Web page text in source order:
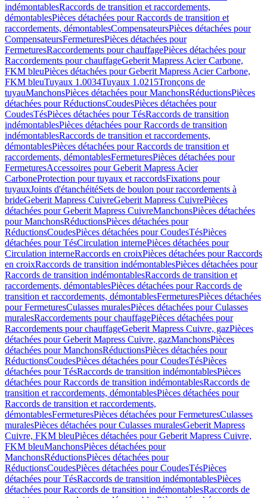
indémontablesRaccords de transition et raccordements,
démontablesPièces détachées pour Raccords de transition et
raccordements, démontablesCompensateursPièces détachées pour
CompensateursFermeturesPièces détachées pour
FermeturesRaccordements pour chauffagePièces détachées pour
Raccordements pour chauffageGeberit Mapress Acier Carbone,
FKM bleuPièces détachées pour Geberit Mapress Acier Carbone,
FKM bleuTuyaux 1.0034Tuyaux 1.0215Tronçons de
tuyauManchonsPièces détachées pour ManchonsRéductionsPièces
détachées pour RéductionsCoudesPièces détachées pour
CoudesTésPièces détachées pour TésRaccords de transition
indémontablesPièces détachées pour Raccords de transition
indémontablesRaccords de transition et raccordements,
démontablesPièces détachées pour Raccords de transition et
raccordements, démontablesFermeturesPièces détachées pour
FermeturesAccessoires pour Geberit Mapress Acier
CarboneProtection pour tuyaux et raccordsFixations pour
tuyauxJoints d'étanchéitéSets de boulon pour raccordements à
brideGeberit Mapress CuivreGeberit Mapress CuivrePièces
détachées pour Geberit Mapress CuivreManchonsPièces détachées
pour ManchonsRéductionsPièces détachées pour
RéductionsCoudesPièces détachées pour CoudesTésPièces
détachées pour TésCirculation internePièces détachées pour
Circulation interneRaccords en croixPièces détachées pour Raccords
en croixRaccords de transition indémontablesPièces détachées pour
Raccords de transition indémontablesRaccords de transition et
raccordements, démontablesPièces détachées pour Raccords de
transition et raccordements, démontablesFermeturesPièces détachées
pour FermeturesCulasses muralesPièces détachées pour Culasses
muralesRaccordements pour chauffagePièces détachées pour
Raccordements pour chauffageGeberit Mapress Cuivre, gazPièces
détachées pour Geberit Mapress Cuivre, gazManchonsPièces
détachées pour ManchonsRéductionsPièces détachées pour
RéductionsCoudesPièces détachées pour CoudesTésPièces
détachées pour TésRaccords de transition indémontablesPièces
détachées pour Raccords de transition indémontablesRaccords de
transition et raccordements, démontablesPièces détachées pour
Raccords de transition et raccordements,
démontablesFermeturesPièces détachées pour FermeturesCulasses
muralesPièces détachées pour Culasses muralesGeberit Mapress
Cuivre, FKM bleuPièces détachées pour Geberit Mapress Cuivre,
FKM bleuManchonsPièces détachées pour
ManchonsRéductionsPièces détachées pour
RéductionsCoudesPièces détachées pour CoudesTésPièces
détachées pour TésRaccords de transition indémontablesPièces
détachées pour Raccords de transition indémontablesRaccords de